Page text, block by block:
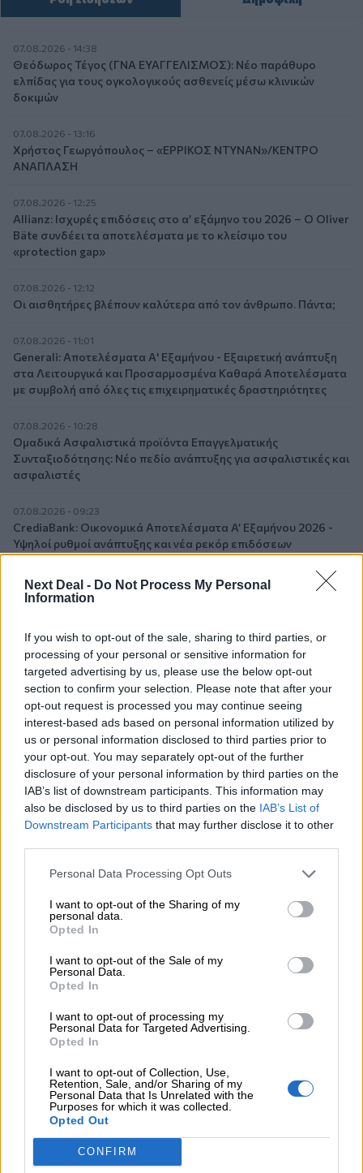
Next Deal - Do Not Process My Personal
Information
If you wish to opt-out of the sale, sharing to third parties, or
processing of your personal or sensitive information for
targeted advertising by us, please use the below opt-out
section to confirm your selection. Please note that after your
opt-out request is processed you may continue seeing
interest-based ads based on personal information utilized by
us or personal information disclosed to third parties prior to
your opt-out. You may separately opt-out of the further
disclosure of your personal information by third parties on the
IAB’s list of downstream participants. This information may
also be disclosed by us to third parties on the IAB’s List of
Downstream Participants that may further disclose it to other
Personal Data Processing Opt Outs
I want to opt-out of the Sharing of my
personal data.
Opted In
I want to opt-out of the Sale of my
Personal Data.
Opted In
I want to opt-out of processing my
Personal Data for Targeted Advertising.
Opted In
I want to opt-out of Collection, Use,
Retention, Sale, and/or Sharing of my
Personal Data that Is Unrelated with the
Purposes for which it was collected.
Opted Out
CONFIRM
07.08.2026 - 14:38
Θεόδωρος Τέγος (ΓΝΑ ΕΥΑΓΓΕΛΙΣΜΟΣ): Νέο παράθυρο
ελπίδας για τους ογκολογικούς ασθενείς μέσω κλινικών
δοκιμών
07.08.2026 - 13:16
Χρήστος Γεωργόπουλος – «ΕΡΡΙΚΟΣ ΝΤΥΝΑΝ»/ΚΕΝΤΡΟ
ΑΝΑΠΛΑΣΗ
07.08.2026 - 12:25
Allianz: Ισχυρές επιδόσεις στο α’ εξάμηνο του 2026 – Ο Oliver
Bäte συνδέει τα αποτελέσματα με το κλείσιμο του
«protection gap»
07.08.2026 - 12:12
Οι αισθητήρες βλέπουν καλύτερα από τον άνθρωπο. Πάντα;
07.08.2026 - 11:01
Generali: Αποτελέσματα Α' Εξαμήνου - Εξαιρετική ανάπτυξη
στα Λειτουργικά και Προσαρμοσμένα Καθαρά Αποτελέσματα
με συμβολή από όλες τις επιχειρηματικές δραστηριότητες
07.08.2026 - 10:28
Ομαδικά Ασφαλιστικά προϊόντα Επαγγελματικής
Συνταξιοδότησης: Νέο πεδίο ανάπτυξης για ασφαλιστικές και
ασφαλιστές
07.08.2026 - 09:23
CrediaBank: Οικονομικά Αποτελέσματα A’ Εξαμήνου 2026 -
Υψηλοί ρυθμοί ανάπτυξης και νέα ρεκόρ επιδόσεων
07.08.2026 - 08:45
Στόχος για νέα δάνεια 15 δισ. το 2026, η «ακτινογραφία» της
06.08.2026 - 22:39
10.000 φορές η διεθνής επιστημονική κοινότητα παρέπεμψε
στο έργο του – Ποιος είναι ο Έλληνας χειρουργός Χρήστος
Κοντοβουνήσιος
06.08.2026 - 14:55
Μιχάλης Τάτσης, Insurance & Healthcare Analyst, διευθυντής
Επιχειρηματικής Ανάπτυξης Ομίλου HHG
06.08.2026 - 13:30
Όταν η επόμενη μέρα είναι στάχτη, τι θα πει ο Ασφαλιστικός
Διαμεσολαβητής στον πελάτη κλάδου υγείας;
Kavita Patel - PhARMA Innovation Forum: Ένα στα πέντε
καινοτόμα φάρμακα φτάνει τελικά στην Ελλάδα
06.08.2026 - 11:37
Μείωση ασφαλιστικών εισφορών ύψους 240 εκατ. ευρώ
ζητούν οι έμποροι από την Κυβέρνηση
06.08.2026 - 10:45
Ευρώπη: Μπορεί η κλιματική αλλαγή να οδηγήσει σε
06.08.2026 - 09:15
Στέλιος Λιανός – INTERAMERICAN / Αθηναϊκή Γενική Κλινική
06.08.2026 - 08:40
Η γαλλική «ψήφος» στο «καλώδιο» και τα συμφέροντα, οι